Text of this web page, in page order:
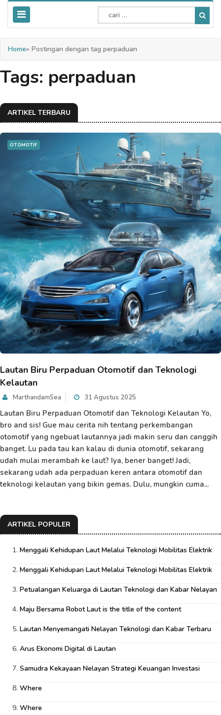
Home» Postingan dengan tag perpaduan
Tags: perpaduan
ARTIKEL TERBARU
OTOMOTIF
Lautan Biru Perpaduan Otomotif dan Teknologi
Kelautan
MarthandamSea 31 Agustus 2025
Lautan Biru Perpaduan Otomotif dan Teknologi Kelautan Yo,
bro and sis! Gue mau cerita nih tentang perkembangan
otomotif yang ngebuat lautannya jadi makin seru dan canggih
banget. Lu pada tau kan kalau di dunia otomotif, sekarang
udah mulai merambah ke laut? Iya, bener banget! Jadi,
sekarang udah ada perpaduan keren antara otomotif dan
teknologi kelautan yang bikin gemas. Dulu, mungkin cuma...
ARTIKEL POPULER
Menggali Kehidupan Laut Melalui Teknologi Mobilitas Elektrik
Menggali Kehidupan Laut Melalui Teknologi Mobilitas Elektrik
Petualangan Keluarga di Lautan Teknologi dan Kabar Nelayan
Maju Bersama Robot Laut is the title of the content
Lautan Menyemangati Nelayan Teknologi dan Kabar Terbaru
Arus Ekonomi Digital di Lautan
Samudra Kekayaan Nelayan Strategi Keuangan Investasi
Where
Where